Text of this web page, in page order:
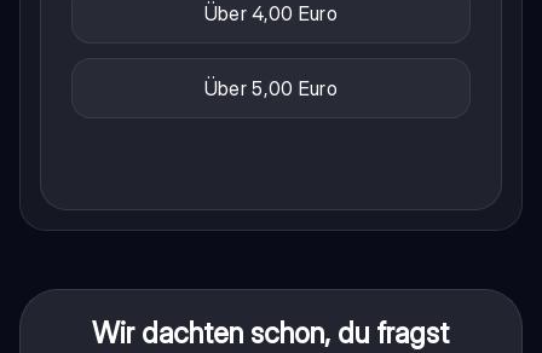
Über 4,00 Euro
Über 5,00 Euro
Wir dachten schon, du fragst